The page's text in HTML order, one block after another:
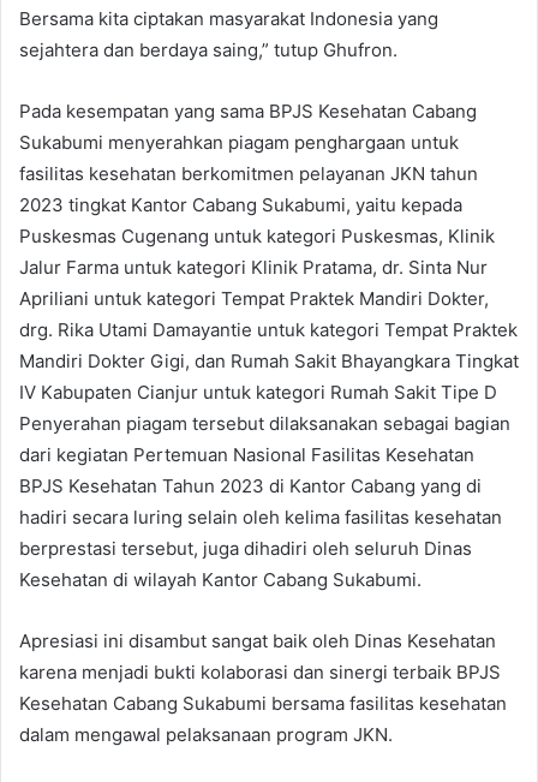
Bersama kita ciptakan masyarakat Indonesia yang
sejahtera dan berdaya saing,” tutup Ghufron.
Pada kesempatan yang sama BPJS Kesehatan Cabang
Sukabumi menyerahkan piagam penghargaan untuk
fasilitas kesehatan berkomitmen pelayanan JKN tahun
2023 tingkat Kantor Cabang Sukabumi, yaitu kepada
Puskesmas Cugenang untuk kategori Puskesmas, Klinik
Jalur Farma untuk kategori Klinik Pratama, dr. Sinta Nur
Apriliani untuk kategori Tempat Praktek Mandiri Dokter,
drg. Rika Utami Damayantie untuk kategori Tempat Praktek
Mandiri Dokter Gigi, dan Rumah Sakit Bhayangkara Tingkat
IV Kabupaten Cianjur untuk kategori Rumah Sakit Tipe D
Penyerahan piagam tersebut dilaksanakan sebagai bagian
dari kegiatan Pertemuan Nasional Fasilitas Kesehatan
BPJS Kesehatan Tahun 2023 di Kantor Cabang yang di
hadiri secara luring selain oleh kelima fasilitas kesehatan
berprestasi tersebut, juga dihadiri oleh seluruh Dinas
Kesehatan di wilayah Kantor Cabang Sukabumi.
Apresiasi ini disambut sangat baik oleh Dinas Kesehatan
karena menjadi bukti kolaborasi dan sinergi terbaik BPJS
Kesehatan Cabang Sukabumi bersama fasilitas kesehatan
dalam mengawal pelaksanaan program JKN.